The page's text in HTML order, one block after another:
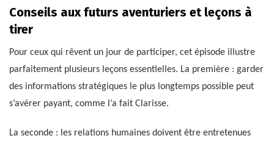
Conseils aux futurs aventuriers et leçons à
tirer
Pour ceux qui rêvent un jour de participer, cet épisode illustre
parfaitement plusieurs leçons essentielles. La première : garder
des informations stratégiques le plus longtemps possible peut
s’avérer payant, comme l’a fait Clarisse.
La seconde : les relations humaines doivent être entretenues